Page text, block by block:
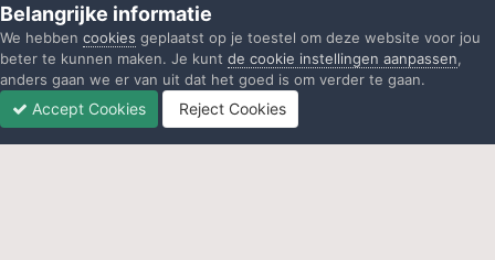
Belangrijke informatie
We hebben cookies geplaatst op je toestel om deze website voor jou
beter te kunnen maken. Je kunt de cookie instellingen aanpassen,
anders gaan we er van uit dat het goed is om verder te gaan.
Accept Cookies Reject Cookies
Ongelezen